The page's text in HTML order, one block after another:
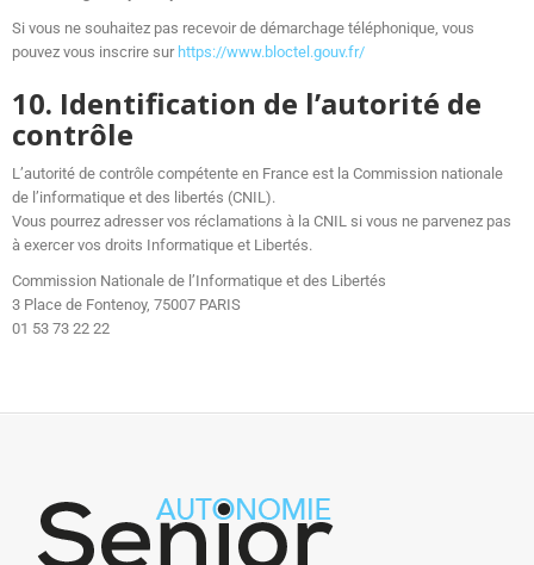
Si vous ne souhaitez pas recevoir de démarchage téléphonique, vous
pouvez vous inscrire sur https://www.bloctel.gouv.fr/
10. Identification de l’autorité de
contrôle
L’autorité de contrôle compétente en France est la Commission nationale
de l’informatique et des libertés (CNIL).
Vous pourrez adresser vos réclamations à la CNIL si vous ne parvenez pas
à exercer vos droits Informatique et Libertés.
Commission Nationale de l’Informatique et des Libertés
3 Place de Fontenoy, 75007 PARIS
01 53 73 22 22